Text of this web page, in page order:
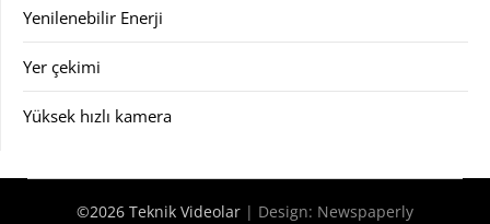
Yenilenebilir Enerji
Yer çekimi
Yüksek hızlı kamera
©2026 Teknik Videolar | Design: Newspaperly